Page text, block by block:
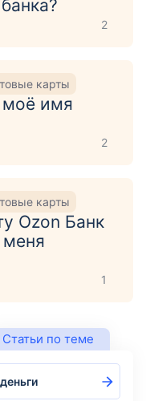
2
карты
моё имя
2
карты
Ozon Банк
меня
1
Статьи по теме